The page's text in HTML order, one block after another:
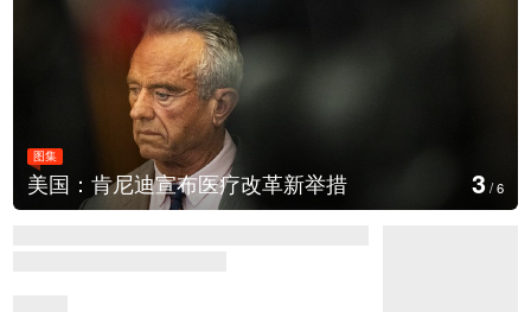
图集
美国：肯尼迪宣布医疗改革新举措 4 /6